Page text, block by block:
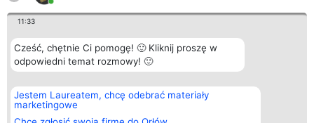
11:33
Cześć, chętnie Ci pomogę! 🙂 Kliknij proszę w
odpowiedni temat rozmowy! 🙂
Jestem Laureatem, chcę odebrać materiały
marketingowe
Organizator plebiscytu
Bright Side Solutions sp. z o.
o. sp. k.
ul. Ruska 22
Plebiscyt
Laureaci
wszystkich
Kontakt
Kontakt